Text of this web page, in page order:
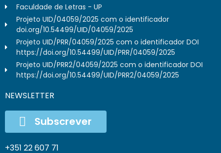
Faculdade de Letras - UP
Projeto UID/04059/2025 com o identificador
doi.org/10.54499/UID/04059/2025
Projeto UID/PRR/04059/2025 com o identificador DOI
https://doi.org/10.54499/UID/PRR/04059/2025
Projeto UID/PRR2/04059/2025 com o identificador DOI
https://doi.org/10.54499/UID/PRR2/04059/2025
NEWSLETTER
Subscrever
+351 22 607 71